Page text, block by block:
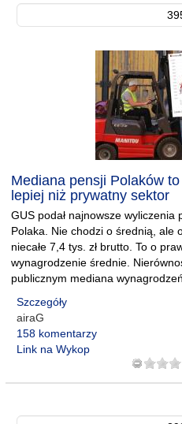
Mediana pensji Polaków to
lepiej niż prywatny sektor
GUS podał najnowsze
Polaka. Nie chodzi o średnią, ale
niecałe 7,4 tys. zł brutto. To o
wynagrodzenie średnie.
publicznym mediana
Szczegóły
airaG
158 komentarzy
Link na Wykop